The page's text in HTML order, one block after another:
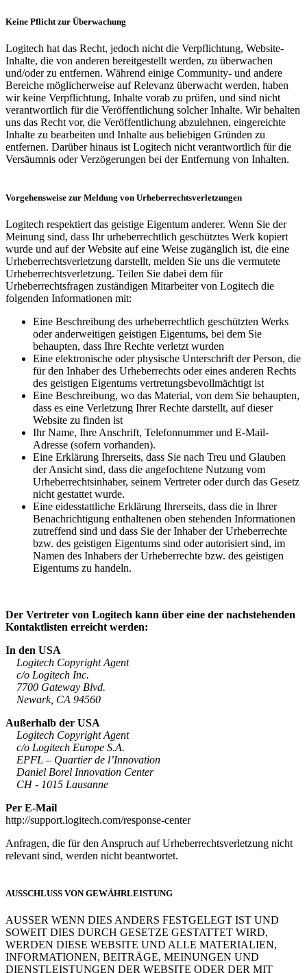
Keine Pflicht zur Überwachung
Logitech hat das Recht, jedoch nicht die Verpflichtung, Website-
Inhalte, die von anderen bereitgestellt werden, zu überwachen
und/oder zu entfernen. Während einige Community- und andere
Bereiche möglicherweise auf Relevanz überwacht werden, haben
wir keine Verpflichtung, Inhalte vorab zu prüfen, und sind nicht
verantwortlich für die Veröffentlichung solcher Inhalte. Wir behalten
uns das Recht vor, die Veröffentlichung abzulehnen, eingereichte
Inhalte zu bearbeiten und Inhalte aus beliebigen Gründen zu
entfernen. Darüber hinaus ist Logitech nicht verantwortlich für die
Versäumnis oder Verzögerungen bei der Entfernung von Inhalten.
Vorgehensweise zur Meldung von Urheberrechtsverletzungen
Logitech respektiert das geistige Eigentum anderer. Wenn Sie der
Meinung sind, dass Ihr urheberrechtlich geschütztes Werk kopiert
wurde und auf der Website auf eine Weise zugänglich ist, die eine
Urheberrechtsverletzung darstellt, melden Sie uns die vermutete
Urheberrechtsverletzung. Teilen Sie dabei dem für
Urheberrechtsfragen zuständigen Mitarbeiter von Logitech die
folgenden Informationen mit:
Eine Beschreibung des urheberrechtlich geschützten Werks
oder anderweitigen geistigen Eigentums, bei dem Sie
behaupten, dass Ihre Rechte verletzt wurden
Eine elektronische oder physische Unterschrift der Person, die
für den Inhaber des Urheberrechts oder eines anderen Rechts
des geistigen Eigentums vertretungsbevollmächtigt ist
Eine Beschreibung, wo das Material, von dem Sie behaupten,
dass es eine Verletzung Ihrer Rechte darstellt, auf dieser
Website zu finden ist
Ihr Name, Ihre Anschrift, Telefonnummer und E-Mail-
Adresse (sofern vorhanden).
Eine Erklärung Ihrerseits, dass Sie nach Treu und Glauben
der Ansicht sind, dass die angefochtene Nutzung vom
Urheberrechtsinhaber, seinem Vertreter oder durch das Gesetz
nicht gestattet wurde.
Eine eidesstattliche Erklärung Ihrerseits, dass die in Ihrer
Benachrichtigung enthaltenen oben stehenden Informationen
zutreffend sind und dass Sie der Inhaber der Urheberrechte
bzw. des geistigen Eigentums sind oder autorisiert sind, im
Namen des Inhabers der Urheberrechte bzw. des geistigen
Eigentums zu handeln.
Der Vertreter von Logitech kann über eine der nachstehenden
Kontaktlisten erreicht werden:
In den USA
Logitech Copyright Agent
c/o Logitech Inc.
7700 Gateway Blvd.
Newark, CA 94560
Außerhalb der USA
Logitech Copyright Agent
c/o Logitech Europe S.A.
EPFL – Quartier de l’Innovation
Daniel Borel Innovation Center
CH - 1015 Lausanne
Per E-Mail
http://support.logitech.com/response-center
Anfragen, die für den Anspruch auf Urheberrechtsverletzung nicht
relevant sind, werden nicht beantwortet.
AUSSCHLUSS VON GEWÄHRLEISTUNG
AUSSER WENN DIES ANDERS FESTGELEGT IST UND
SOWEIT DIES DURCH GESETZE GESTATTET WIRD,
WERDEN DIESE WEBSITE UND ALLE MATERIALIEN,
INFORMATIONEN, BEITRÄGE, MEINUNGEN UND
DIENSTLEISTUNGEN DER WEBSITE ODER DER MIT